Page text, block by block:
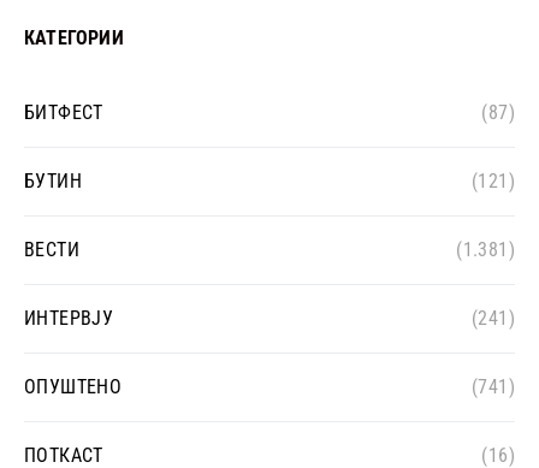
КАТЕГОРИИ
БИТФЕСТ (87)
БУТИН (121)
ВЕСТИ (1.381)
ИНТЕРВЈУ (241)
ОПУШТЕНО (741)
ПОТКАСТ (16)